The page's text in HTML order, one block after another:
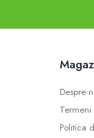
Afectiuni osteo-
Afectiuni cardio-
Despre
Politica